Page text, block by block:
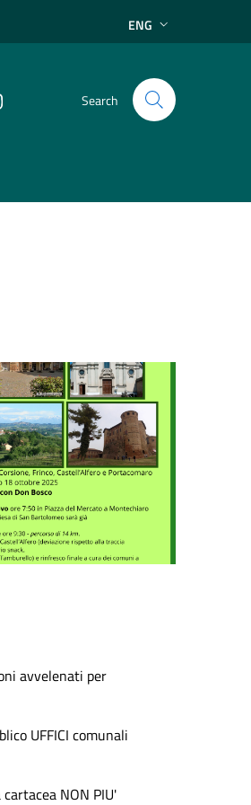
ENG
Search
avvelenati per
UFFICI comunali
NON PIU'